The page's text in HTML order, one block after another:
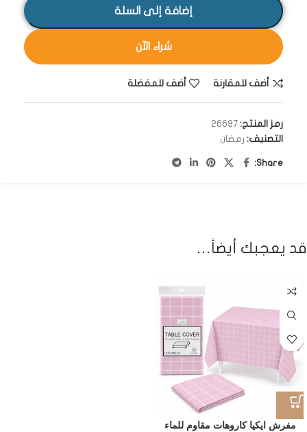
إضافة إلى السلة
شراء الآن
أضف للمقارنة أضف للمفضلة
رمز المنتج: 26697
التصنيف: رمضان
Share:
قد يعجبك أيضاً…
مفرش ايكيا كاروهات مقاوم للماء